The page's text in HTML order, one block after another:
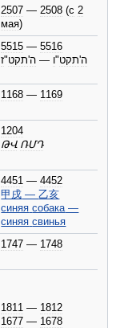
2507 — 2508 (с 2
мая)
5515 —5516
ה'תקט"ו — ה'תקט"ז
1168 — 1169
1204
ԹՎ ՌՄԴ
4451 —4452
甲戌 —乙亥
синяя собака —
синяя свинья
1747 — 1748
1811 — 1812
1677 — 1678